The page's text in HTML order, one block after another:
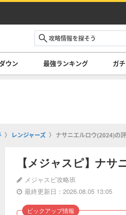
ウン 最強ランキング ガ
レンジャーズ ナサニエルロウ(2024)の
【メジャスピ】ナサ
メジャスピ攻略班
最終更新日：2026.08.05 13:05
ピックアップ情報